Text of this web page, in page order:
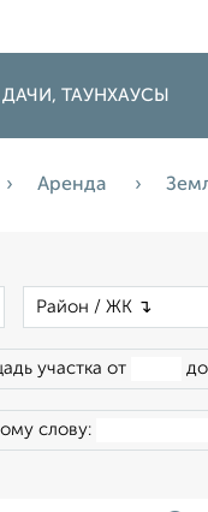
ТАУНХАУСЫ
Аренда
участка от до
слову: